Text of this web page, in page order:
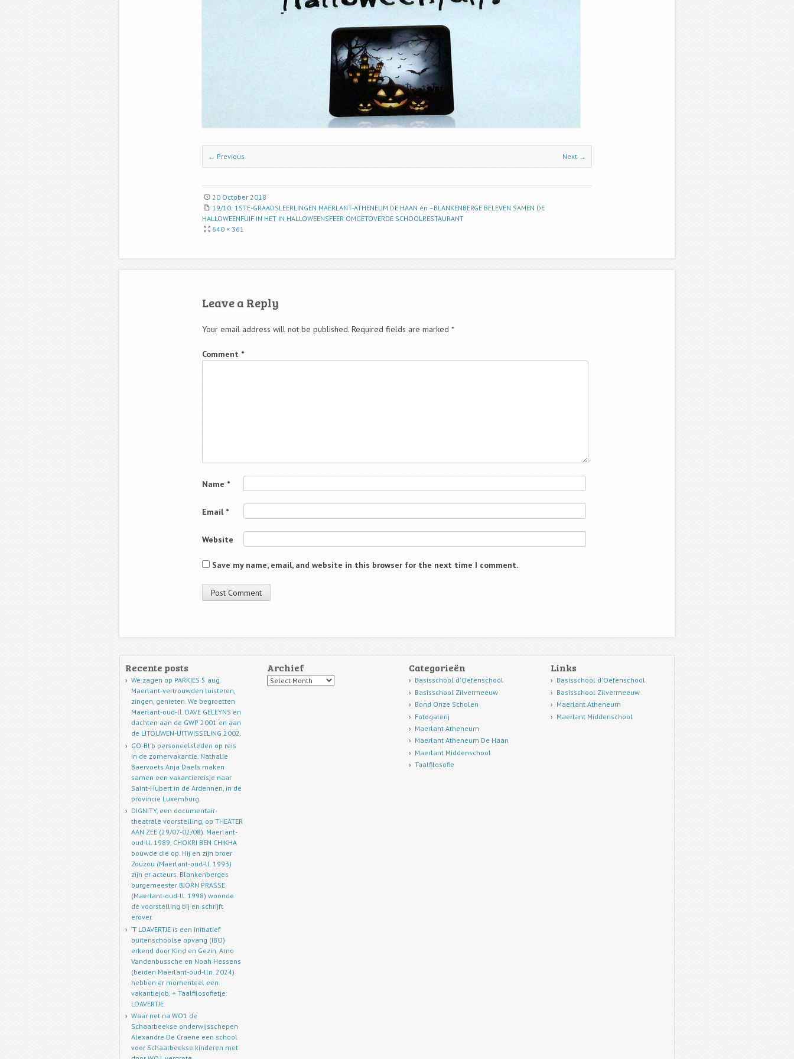
← Previous Next →
20 October 2018
19/10: 1STE-GRAADSLEERLINGEN MAERLANT-ATHENEUM DE HAAN én –BLANKENBERGE BELEVEN SAMEN DE
HALLOWEENFUIF IN HET IN HALLOWEENSFEER OMGETOVERDE SCHOOLRESTAURANT
640 × 361
Leave a Reply
Your email address will not be published. Required fields are marked *
Comment *
Name *
Email *
Website
Save my name, email, and website in this browser for the next time I comment.
Recente posts
We zagen op PARKIES 5 aug.
Maerlant-vertrouwden luisteren,
zingen, genieten. We begroetten
Maerlant-oud-ll. DAVE GELEYNS en
dachten aan de GWP 2001 en aan
de LITOUWEN-UITWISSELING 2002.
GO-Bl’b personeelsleden op reis
in de zomervakantie. Nathalie
Baervoets Anja Daels maken
samen een vakantiereisje naar
Saint-Hubert in de Ardennen, in de
provincie Luxemburg.
DIGNITY, een documentair-
theatrale voorstelling, op THEATER
AAN ZEE (29/07-02/08). Maerlant-
oud-ll. 1989, CHOKRI BEN CHIKHA
bouwde die op. Hij en zijn broer
Zouzou (Maerlant-oud-ll. 1993)
zijn er acteurs. Blankenberges
burgemeester BJÖRN PRASSE
(Maerlant-oud-ll. 1998) woonde
de voorstelling bij en schrijft
erover.
‘T LOAVERTJE is een initiatief
buitenschoolse opvang (IBO)
erkend door Kind en Gezin. Arno
Vandenbussche en Noah Hessens
(beiden Maerlant-oud-lln. 2024)
hebben er momenteel een
vakantiejob. + Taalfilosofietje:
LOAVERTJE.
Waar net na WO1 de
Schaarbeekse onderwijsschepen
Alexandre De Craene een school
voor Schaarbeekse kinderen met
Archief
Archief
Categorieën
Basisschool d'Oefenschool
Basisschool Zilvermeeuw
Bond Onze Scholen
Fotogalerij
Maerlant Atheneum
Maerlant Atheneum De Haan
Maerlant Middenschool
Taalfilosofie
Links
Basisschool d'Oefenschool
Basisschool Zilvermeeuw
Maerlant Atheneum
Maerlant Middenschool